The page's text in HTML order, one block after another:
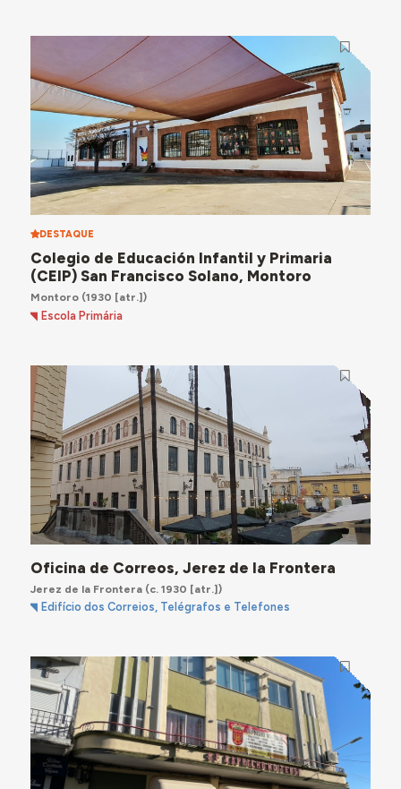
DESTAQUE
Colegio de Educación Infantil y Primaria
(CEIP) San Francisco Solano, Montoro
Montoro(1930 [atr.])
Escola Primária
Oficina de Correos, Jerez de la Frontera
Jerez de la Frontera(c. 1930 [atr.])
Edifício dos Correios, Telégrafos e Telefones